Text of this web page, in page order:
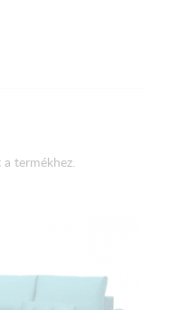
termékhez.